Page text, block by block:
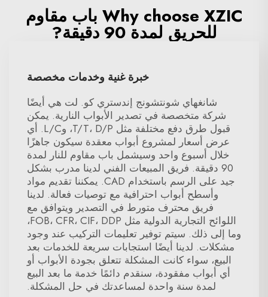
Why choose XZIC باب مقاوم
للحريق لمدة 90 دقيقة?
خبرة غنية وخدمات مخصصة
شانغهاي شونتشونج إندستري كو. لت هي أيضًا
شركة متخصصة في تصدير الأبواب النارية. يمكن
قبول طرق دفع مختلفة مثل T/T، D/P، وL/C. أي
عرض أسعار لمشروع أبواب معقدة سيكون جاهزًا
خلال أسبوع واحد وسيشمل باب مقاوم للنار لمدة
90 دقيقة. فريق المبيعات الفني لدينا مدرب بشكل
جيد على الرسم باستخدام CAD. يمكننا تقديم مواد
وأسطح أبواب احترافية مع توصيات فعالة. لدينا
فريق محترف متورط في التصدير ويتوافق مع
اللوائح التجارية الدولية مثل FOB، CFR، CIF، DDP،
وما إلى ذلك. سيتم توفير تعليمات التركيب عند وجود
مشكلات. لدينا أيضًا استجابات سريعة للخدمات بعد
البيع، سواء كانت المشكلة تتعلق بجودة الأبواب أو
أي أبواب مفقودة، سنقدم دائمًا خدمة ما بعد البيع
لمدة سنة واحدة لمساعدتك في حل المشكلة.